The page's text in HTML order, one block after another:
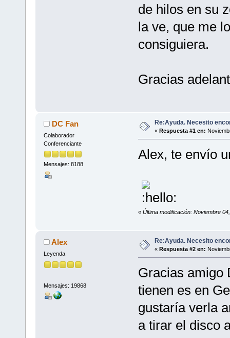
de hilos en su
la ve, que me
consiguiera.
Gracias
DC Fan
Colaborador
Conferenciante
Mensajes: 8188
Re:Ayuda. Necesito
« Respuesta #1 en:
Alex, te envío
« Última modificación: Noviembre
Alex
Leyenda
Mensajes: 19868
Re:Ayuda. Necesito
« Respuesta #2 en:
Gracias amigo
tienen es en
gustaría verla
a tirar el disco